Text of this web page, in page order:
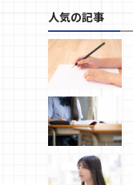
人気の記事